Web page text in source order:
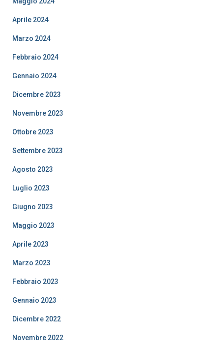
Aprile 2024
Marzo 2024
Febbraio 2024
Gennaio 2024
Dicembre 2023
Novembre 2023
Ottobre 2023
Settembre 2023
Agosto 2023
Luglio 2023
Giugno 2023
Maggio 2023
Aprile 2023
Marzo 2023
Febbraio 2023
Gennaio 2023
Dicembre 2022
Novembre 2022